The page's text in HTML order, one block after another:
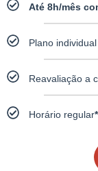
Até 8h/mês
Plano
Reavaliação a
Horário regular